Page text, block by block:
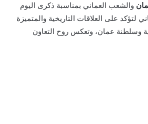
والشعب العماني بمناسبة ذكرى اليوم
لتؤكد على العلاقات التاريخية والمتميزة
وسلطنة عمان، وتعكس روح التعاون